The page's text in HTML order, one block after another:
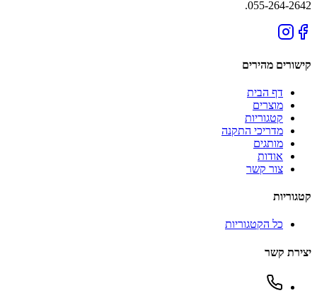
055-264-2642.
קישורים מהירים
דף הבית
מוצרים
קטגוריות
מדריכי התקנה
מותגים
אודות
צור קשר
קטגוריות
כל הקטגוריות
יצירת קשר